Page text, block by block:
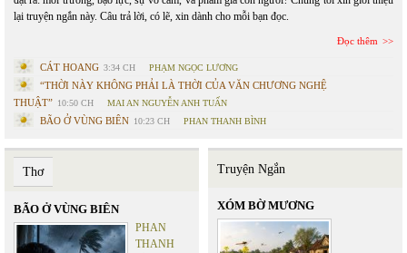
lại truyện ngắn này. Câu trả lời, có lẽ, xin dành cho mỗi bạn đọc.
Đọc thêm
CÁT HOANG 3:34 CH PHẠM NGỌC LƯƠNG
“THỜI NÀY KHÔNG PHẢI LÀ THỜI CỦA VĂN CHƯƠNG NGHỆ
THUẬT” 10:50 CH MAI AN NGUYỄN ANH TUẤN
BÃO Ở VÙNG BIÊN 10:23 CH PHAN THANH BÌNH
Thơ
BÃO Ở VÙNG BIÊN
PHAN
THANH
Truyện Ngắn
XÓM BỜ MƯƠNG